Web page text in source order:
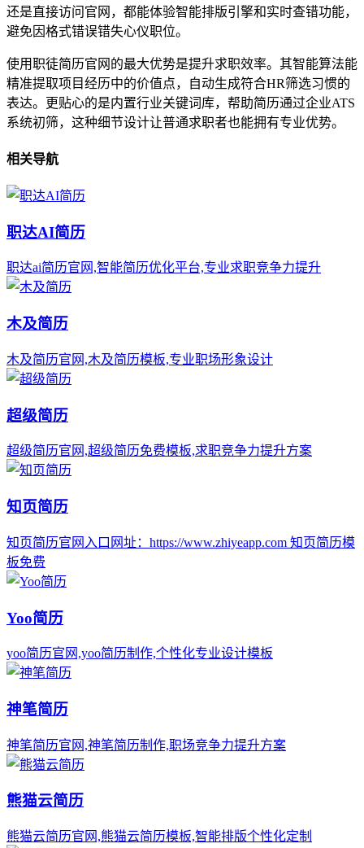
还是直接访问官网，都能体验智能排版引擎和实时查错功能，
避免因格式错误错失心仪职位。
使用职徒简历官网的最大优势是提升求职效率。其智能算法能
精准提取项目经历中的价值点，自动生成符合HR筛选习惯的
表达。更贴心的是内置行业关键词库，帮助简历通过企业ATS
系统初筛，这种细节设计让普通求职者也能拥有专业优势。
相关导航
职达AI简历
职达ai简历官网,智能简历优化平台,专业求职竞争力提升
木及简历
木及简历官网,木及简历模板,专业职场形象设计
超级简历
超级简历官网,超级简历免费模板,求职竞争力提升方案
知页简历
知页简历官网入口网址：https://www.zhiyeapp.com 知页简历模
板免费
Yoo简历
yoo简历官网,yoo简历制作,个性化专业设计模板
神笔简历
神笔简历官网,神笔简历制作,职场竞争力提升方案
熊猫云简历
熊猫云简历官网,熊猫云简历模板,智能排版个性化定制